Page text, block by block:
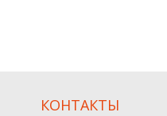
КОНТАКТЫ